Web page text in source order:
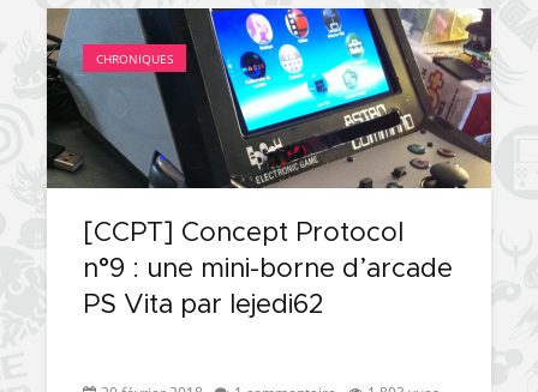
CHRONIQUES
[CCPT] Concept Protocol
n°9 : une mini-borne d’arcade
PS Vita par lejedi62